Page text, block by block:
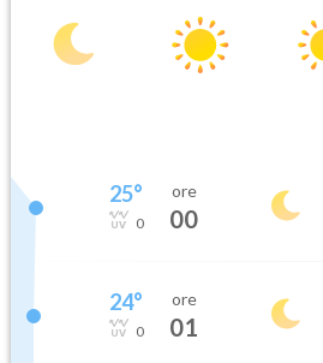
25°
0
ore
00
24°
0
ore
01